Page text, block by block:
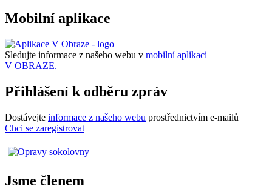
Mobilní aplikace
Sledujte informace z našeho webu v mobilní aplikaci –
V OBRAZE.
Přihlášení k odběru zpráv
Dostávejte informace z našeho webu prostřednictvím e-mailů
Chci se zaregistrovat
Jsme členem